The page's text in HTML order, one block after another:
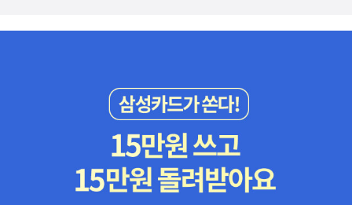
타고 하늘을 나는 생쥐의 이야기에서 마무리를 한 것이 아니라 실제
어린 소년 린드버그에게, 그리고 소년 린드버그의 꿈이 어린이 독자
에게 자연스럽게 스며듭니다. 그리고 학업 스트레스 때문에 꿈조차
마음껏 꿀 용기조차 내기 힘은 우리나라의 어린 독자들에게 해보고
싶은 것이 뭐냐고, 만들고 싶은 것이 뭐냐고 물어보며 생쥐처럼, 린드
버그처럼 직접 해보라고, 직접 해보면 상상보다 훨씬 더 행복한 일들
을 떠나는 생쥐 이야기는 읽는 재미는 물론 자연스럽게 인류의 비행
역사에 대해 알게 해 준다. 특히 레오나르도 다 빈치를 연상시키는 연
필 그림과 생생한 수채화는 마치 한 편의 애니메이션을 보는 듯한 착
각을 불러일으킬 만큼 훌륭하다. 신인작가의 데뷔작이라고는 믿기 힘
들 정도로 탄탄한 스토리와 수준 높은 그림들로 수많은 독자들을 매
료시키며, 세계 16개국 20개 언어로 출간되었다. 생명, 알면 사랑하